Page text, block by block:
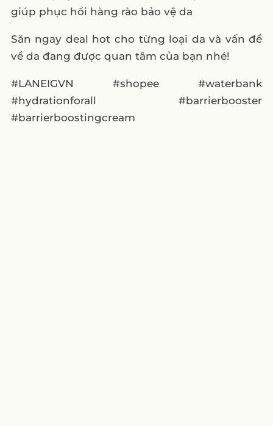
giúp phục hồi hàng rào bảo vệ da
Săn ngay deal hot cho từng loại da và vấn đề
về da đang được quan tâm của bạn nhé!
#LANEIGVN #shopee #waterbank
#hydrationforall #barrierbooster
#barrierboostingcream